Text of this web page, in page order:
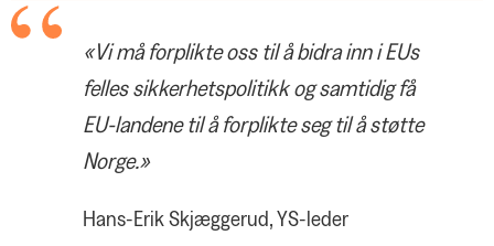
«Vi må forplikte oss til å bidra inn i EUs
felles sikkerhetspolitikk og samtidig få
EU-landene til å forplikte seg til å støtte
Norge.»
Hans-Erik Skjæggerud, YS-leder